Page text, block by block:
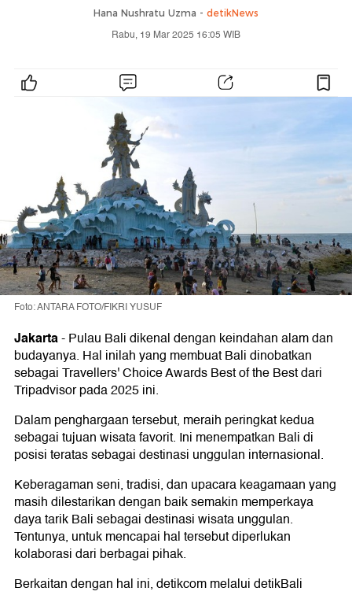
Hana Nushratu Uzma - detikNews
Rabu, 19 Mar 2025 16:05 WIB
Foto: ANTARA FOTO/FIKRI YUSUF
Jakarta-Pulau Bali dikenal dengan keindahan alam dan
budayanya. Hal inilah yang membuat Bali dinobatkan
sebagai Travellers' Choice Awards Best of the Best dari
Tripadvisor pada 2025 ini.
Dalam penghargaan tersebut, meraih peringkat kedua
sebagai tujuan wisata favorit. Ini menempatkan Bali di
posisi teratas sebagai destinasi unggulan internasional.
Keberagaman seni, tradisi, dan upacara keagamaan yang
masih dilestarikan dengan baik semakin memperkaya
daya tarik Bali sebagai destinasi wisata unggulan.
Tentunya, untuk mencapai hal tersebut diperlukan
kolaborasi dari berbagai pihak.
Berkaitan dengan hal ini, detikcom melalui detikBali